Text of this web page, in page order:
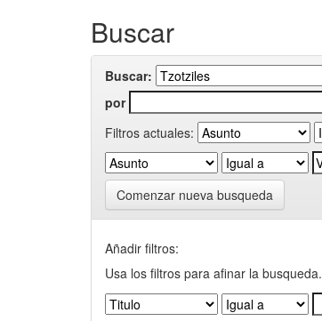
Buscar
Buscar:
por
Filtros actuales:
Comenzar nueva busqueda
Añadir filtros:
Usa los filtros para afinar la busqueda.